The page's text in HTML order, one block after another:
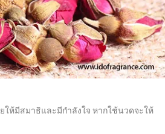
ห้มีสมาธิและมีกำลังใจ หากใช้นวดจะให้